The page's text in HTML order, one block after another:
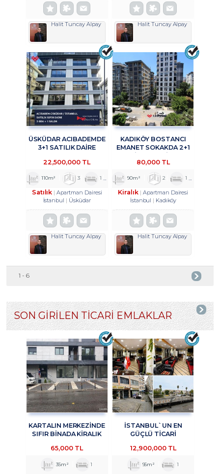
Halit Tuncay Alpay Halit Tuncay Alpay
ÜSKÜDAR ACIBADEMDE
3+1 SATILIK DAİRE
22,500,000 TL
110m² 3 1 2
Satılık
Apartman Dairesi
İstanbul
Üsküdar
Halit Tuncay Alpay
KADIKÖY BOSTANCI
EMANET SOKAKDA 2+1
TROYKADAN
80,000 TL
90m² 2 1
Kiralık
Apartman Dairesi
İstanbul
Kadıköy
Halit Tuncay Alpay
1 - 6
SON GİRİLEN TİCARİ EMLAKLAR
KARTALIN MERKEZİNDE
SIFIR BİNADA KİRALIK
TROYKADAN.
65,000 TL
35m² 1
İSTANBUL`UN EN
GÜÇLÜ TICARI
VATAN CADDESI
AVM KARŞISINDA
12,900,000 TL
95m² 1